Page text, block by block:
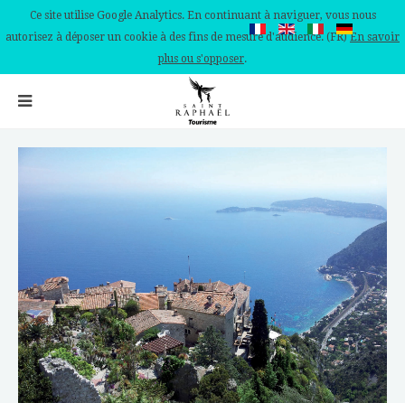
Ce site utilise Google Analytics. En continuant à naviguer, vous nous
autorisez à déposer un cookie à des fins de mesure d'audience. (FR)En savoir
plus ou s'opposer.